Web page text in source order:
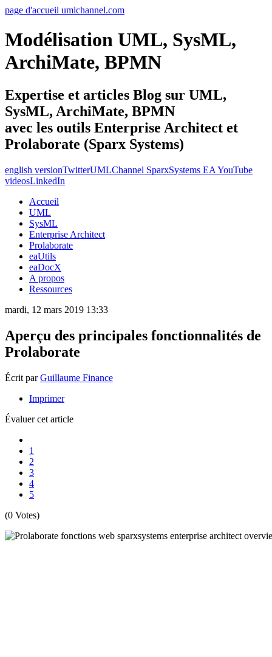
page d'accueil umlchannel.com
Modélisation UML, SysML,
ArchiMate, BPMN
Expertise et articles Blog sur UML,
SysML, ArchiMate, BPMN
avec les outils Enterprise Architect et
Prolaborate (Sparx Systems)
english versionTwitterUMLChannel SparxSystems EA YouTube
videosLinkedIn
Accueil
UML
SysML
Enterprise Architect
Prolaborate
eaUtils
eaDocX
A propos
Ressources
mardi, 12 mars 2019 13:33
Aperçu des principales fonctionnalités de
Prolaborate
Écrit parGuillaume Finance
Imprimer
Évaluer cet article
1
2
3
4
5
(0 Votes)